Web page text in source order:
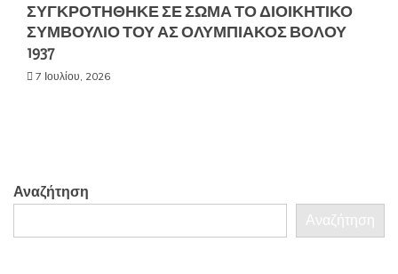
ΣΥΓΚΡΟΤΗΘΗΚΕ ΣΕ ΣΩΜΑ ΤΟ ΔΙΟΙΚΗΤΙΚΟ
ΣΥΜΒΟΥΛΙΟ ΤΟΥ ΑΣ ΟΛΥΜΠΙΑΚΟΣ ΒΟΛΟΥ
1937
7 Ιουλίου, 2026
Αναζήτηση
Αναζήτηση